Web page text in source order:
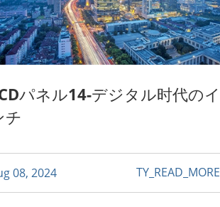
パネル14-デジタル时代のイ
チ
08, 2024 TY_READ_MORE